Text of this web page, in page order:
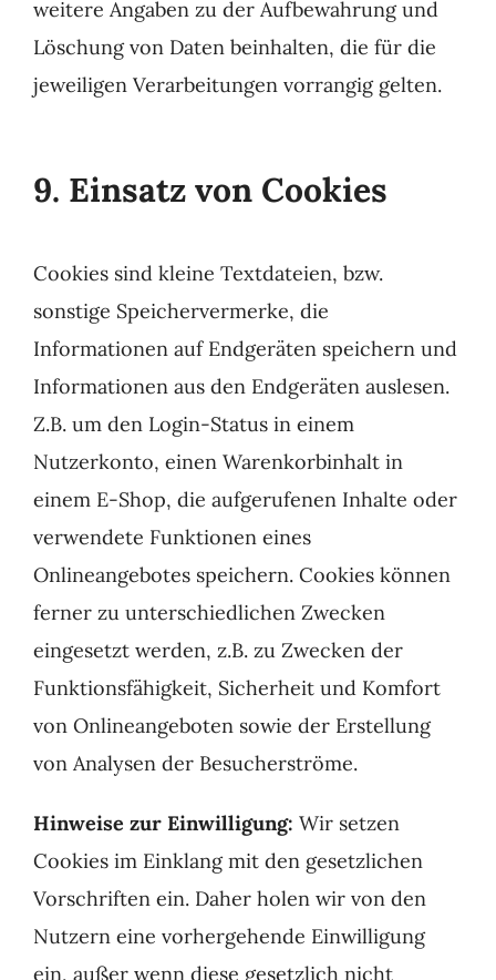
weitere Angaben zu der Aufbewahrung und
Löschung von Daten beinhalten, die für die
jeweiligen Verarbeitungen vorrangig gelten.
9. Einsatz von Cookies
Cookies sind kleine Textdateien, bzw.
sonstige Speichervermerke, die
Informationen auf Endgeräten speichern und
Informationen aus den Endgeräten auslesen.
Z.B. um den Login-Status in einem
Nutzerkonto, einen Warenkorbinhalt in
einem E-Shop, die aufgerufenen Inhalte oder
verwendete Funktionen eines
Onlineangebotes speichern. Cookies können
ferner zu unterschiedlichen Zwecken
eingesetzt werden, z.B. zu Zwecken der
Funktionsfähigkeit, Sicherheit und Komfort
von Onlineangeboten sowie der Erstellung
von Analysen der Besucherströme.
Hinweise zur Einwilligung: Wir setzen
Cookies im Einklang mit den gesetzlichen
Vorschriften ein. Daher holen wir von den
Nutzern eine vorhergehende Einwilligung
ein, außer wenn diese gesetzlich nicht